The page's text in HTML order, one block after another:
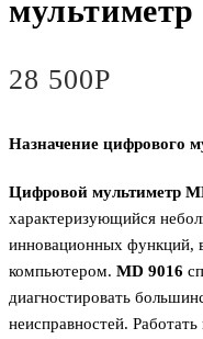
мультиметр
28 500Р
Назначение цифрового
Цифровой мультиметр
характеризующийся
инновационных функций,
компьютером. MD 9016
диагностировать
неисправностей.